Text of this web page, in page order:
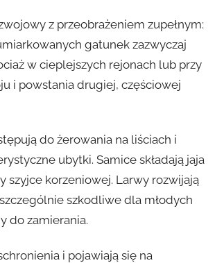
z przeobrażeniem zupełnym:
gatunek zazwyczaj
w cieplejszych rejonach lub przy
i powstania drugiej, częściowej
do żerowania na liściach i
ubytki. Samice składają jaja
korzeniowej. Larwy rozwijają
szkodliwe dla młodych
do zamierania.
i pojawiają się na